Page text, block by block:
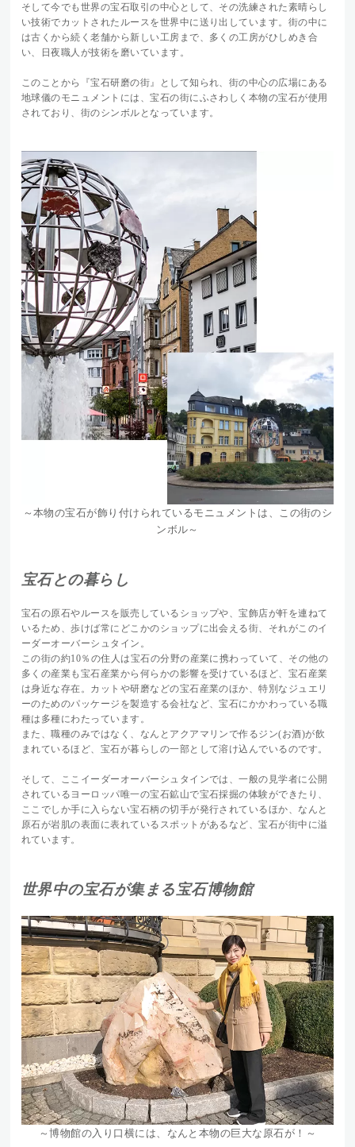
そして今でも世界の宝石取引の中心として、その洗練された素晴らし
い技術でカットされたルースを世界中に送り出しています。街の中に
は古くから続く老舗から新しい工房まで、多くの工房がひしめき合
い、日夜職人が技術を磨いています。
このことから『宝石研磨の街』として知られ、街の中心の広場にある
地球儀のモニュメントには、宝石の街にふさわしく本物の宝石が使用
されており、街のシンボルとなっています。
～本物の宝石が飾り付けられているモニュメントは、この街のシ
ンボル～
宝石との暮らし
宝石の原石やルースを販売しているショップや、宝飾店が軒を連ねて
いるため、歩けば常にどこかのショップに出会える街、それがこのイ
ーダーオーバーシュタイン。
この街の約10％の住人は宝石の分野の産業に携わっていて、その他の
多くの産業も宝石産業から何らかの影響を受けているほど、宝石産業
は身近な存在。カットや研磨などの宝石産業のほか、特別なジュエリ
ーのためのパッケージを製造する会社など、宝石にかかわっている職
種は多種にわたっています。
また、職種のみではなく、なんとアクアマリンで作るジン(お酒)が飲
まれているほど、宝石が暮らしの一部として溶け込んでいるのです。
そして、ここイーダーオーバーシュタインでは、一般の見学者に公開
されているヨーロッパ唯一の宝石鉱山で宝石採掘の体験ができたり、
ここでしか手に入らない宝石柄の切手が発行されているほか、なんと
原石が岩肌の表面に表れているスポットがあるなど、宝石が街中に溢
れています。
世界中の宝石が集まる宝石博物館
～博物館の入り口横には、なんと本物の巨大な原石が！～